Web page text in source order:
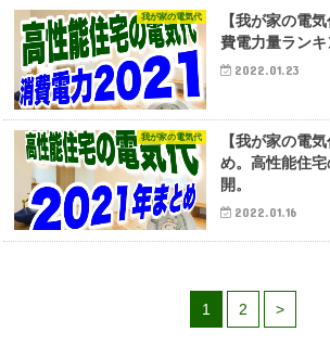
我が家の電気代
【我が家の電
費電力量ランキ
2022.01.23
我が家の電気代
【我が家の電
め。高性能住
開。
2022.01.16
1 2 >